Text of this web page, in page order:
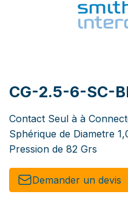
CG-2.5-6-SC-
Contact Seul à à
Sphérique de Diametre
Pression de 82 Grs
Demander un de​​vis​​